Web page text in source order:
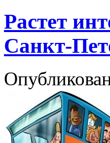
Растет
Санкт-